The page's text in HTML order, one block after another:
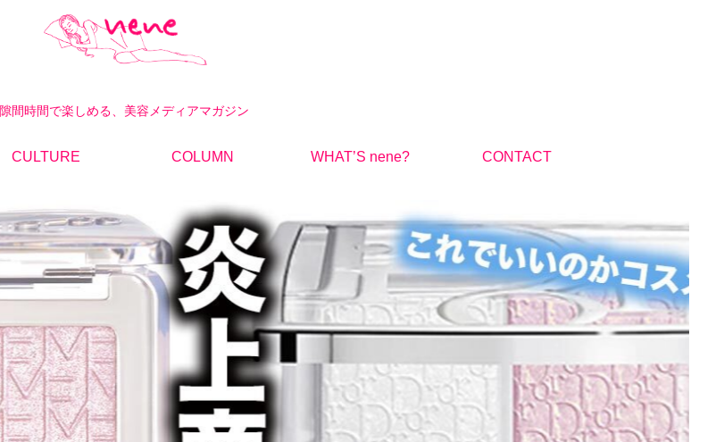
隙間時間で楽しめる、美容メディアマガジン
CULTURE COLUMN WHAT’S nene? CONTACT